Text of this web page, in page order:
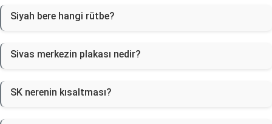
Siyah bere hangi rütbe?
Sivas merkezin plakası nedir?
SK nerenin kısaltması?